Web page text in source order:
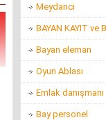
Meydancı
BAYAN KAYIT ve
Bayan eleman
Oyun Ablası
Emlak danışmanı
Bay personel